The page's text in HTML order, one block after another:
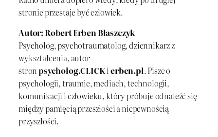
stronie przestaje być człowiek.
Autor: Robert Erben Błaszczyk
Psycholog, psychotraumatolog, dziennikarz z
wykształcenia, autor
stronpsycholog.CLICKierben.pl. Pisze o
psychologii, traumie, mediach, technologii,
komunikacji i człowieku, który próbuje odnaleźć się
między pamięcią przeszłości a niepewnością
przyszłości.